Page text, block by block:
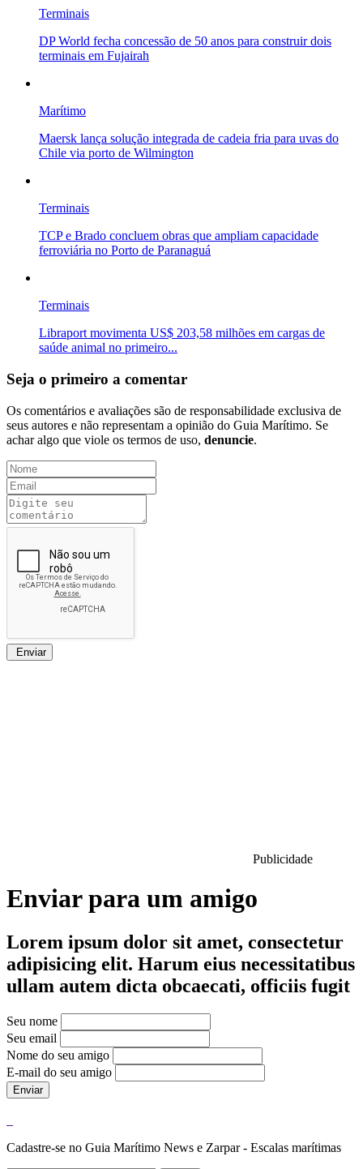
Terminais
DP World fecha concessão de 50 anos para construir dois
terminais em Fujairah
Marítimo
Maersk lança solução integrada de cadeia fria para uvas do
Chile via porto de Wilmington
Terminais
TCP e Brado concluem obras que ampliam capacidade
ferroviária no Porto de Paranaguá
Terminais
Libraport movimenta US$ 203,58 milhões em cargas de
saúde animal no primeiro...
Seja o primeiro a comentar
Os comentários e avaliações são de responsabilidade exclusiva de
seus autores e não representam a opinião do Guia Marítimo. Se
achar algo que viole os termos de uso, denuncie.
Enviar
Publicidade
Enviar para um amigo
Lorem ipsum dolor sit amet, consectetur
adipisicing elit. Harum eius necessitatibus
ullam autem dicta obcaecati, officiis fugit
Seu nome
Seu email
Nome do seu amigo
E-mail do seu amigo
Enviar
Cadastre-se no Guia Marítimo News e Zarpar - Escalas marítimas